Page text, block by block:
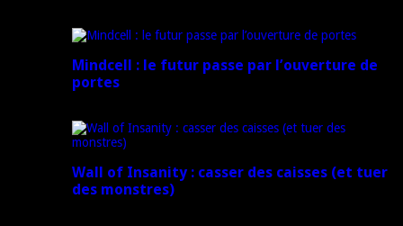
Mindcell : le futur passe par l’ouverture de
portes
Wall of Insanity : casser des caisses (et tuer
des monstres)